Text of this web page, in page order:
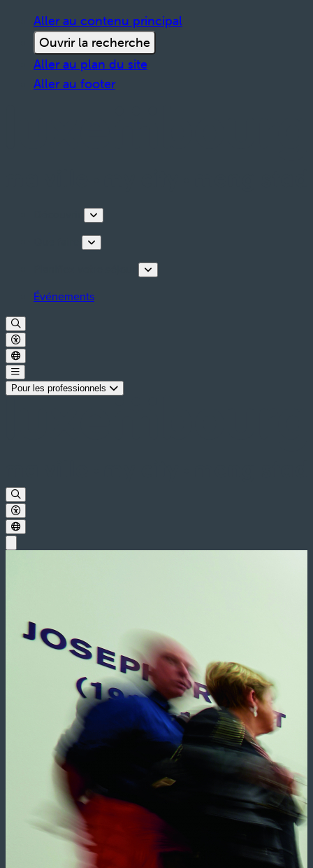
Aller au contenu principal
Ouvrir la recherche
Aller au plan du site
Aller au footer
Événements
Pour les professionnels